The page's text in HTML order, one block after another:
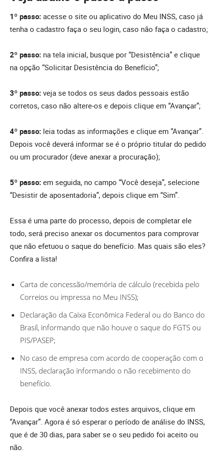
1º passo: acesse o site ou aplicativo do Meu INSS, caso já
tenha o cadastro faça o seu login, caso não faça o cadastro;
2º passo: na tela inicial, busque por “Desistência” e clique
na opção “Solicitar Desistência do Benefício”;
3º passo: veja se todos os seus dados pessoais estão
corretos, caso não altere-os e depois clique em “Avançar”;
4º passo: leia todas as informações e clique em “Avançar”.
Depois você deverá informar se é o próprio titular do pedido
ou um procurador (deve anexar a procuração);
5º passo: em seguida, no campo “Você deseja”, selecione
“Desistir de aposentadoria”, depois clique em “Sim”.
Essa é uma parte do processo, depois de completar ele
todo, será preciso anexar os documentos para comprovar
que não efetuou o saque do benefício. Mas quais são eles?
Confira a lista!
Carta de concessão/memória de cálculo (recebida pelo
Correios ou impressa no Meu INSS);
Declaração da Caixa Econômica Federal ou do Banco do
Brasil, informando que não houve o saque do FGTS ou
PIS/PASEP;
No caso de empresa com acordo de cooperação com o
INSS, declaração informando o não recebimento do
benefício.
Depois que você anexar todos estes arquivos, clique em
“Avançar”. Agora é só esperar o período de análise do INSS,
que é de 30 dias, para saber se o seu pedido foi aceito ou
não.